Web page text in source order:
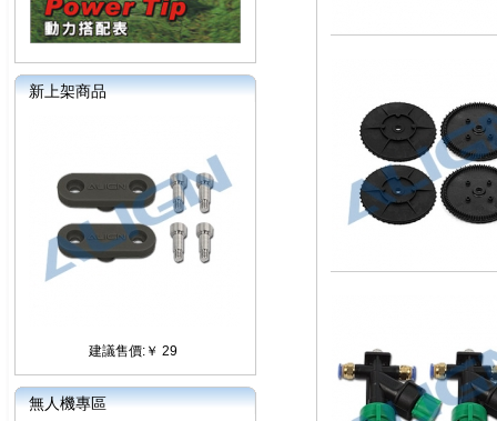
新上架商品
建議售價:￥ 29
無人機專區